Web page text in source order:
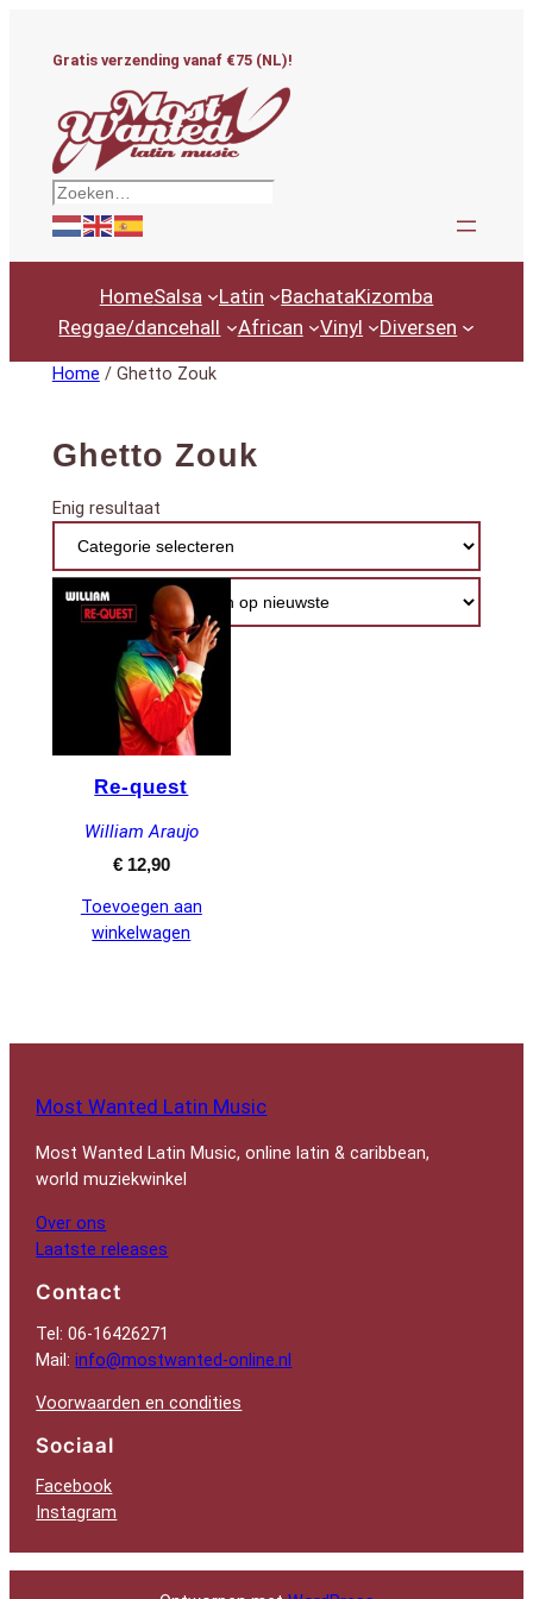
Gratis verzending vanaf €75 (NL)!
Zoeken
HomeSalsa Latin BachataKizomba
Reggae/dancehall
African Vinyl Diversen
Home / Ghetto Zouk
Ghetto Zouk
Enig resultaat
Re-quest
William Araujo
€12,90
Toevoegen aan
winkelwagen
Most Wanted Latin Music
Most Wanted Latin Music, online latin & caribbean,
world muziekwinkel
Over ons
Laatste releases
Contact
Tel: 06-16426271
Mail:info@mostwanted-online.nl
Voorwaarden en condities
Sociaal
Facebook
Instagram